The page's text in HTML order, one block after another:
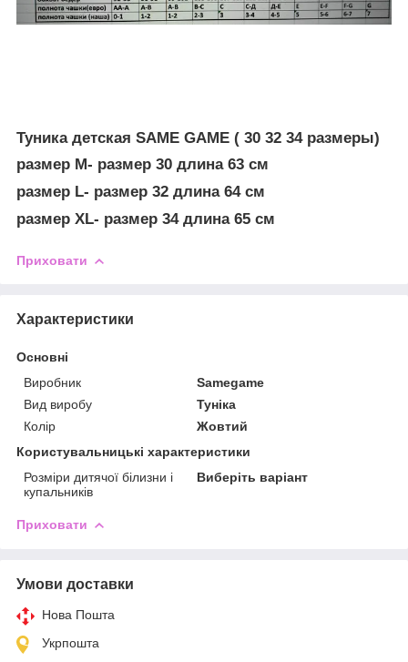
Туника детская SAME GAME ( 30 32 34 размеры)
размер M- размер 30 длина 63 см
размер L- размер 32 длина 64 см
размер XL- размер 34 длина 65 см
Приховати
Характеристики
Основні
Виробник
Samegame
Вид виробу
Туніка
Колір
Жовтий
Користувальницькі характеристики
Розміри дитячої білизни і
купальників
Виберіть варіант
Приховати
Умови доставки
Нова Пошта
Укрпошта